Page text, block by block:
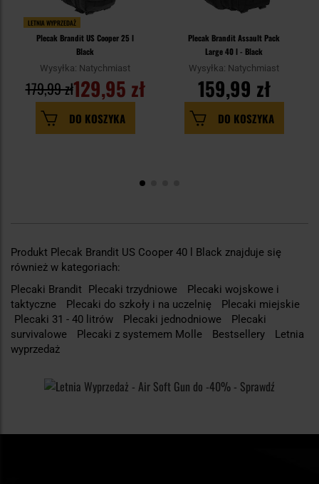
LETNIA WYPRZEDAŻ
Plecak Brandit US Cooper 25 l
Black
Wysyłka: Natychmiast
129,95 zł
179,99 zł
DO KOSZYKA
Plecak Brandit Assault Pack
Large 40 l - Black
Wysyłka: Natychmiast
159,99 zł
DO KOSZYKA
Produkt Plecak Brandit US Cooper 40 l Black znajduje się
również w kategoriach:
Plecaki Brandit
Plecaki trzydniowe
Plecaki wojskowe i
taktyczne
Plecaki do szkoły i na uczelnię
Plecaki miejskie
Plecaki 31 - 40 litrów
Plecaki jednodniowe
Plecaki
survivalowe
Plecaki z systemem Molle Bestsellery
Letnia
wyprzedaż